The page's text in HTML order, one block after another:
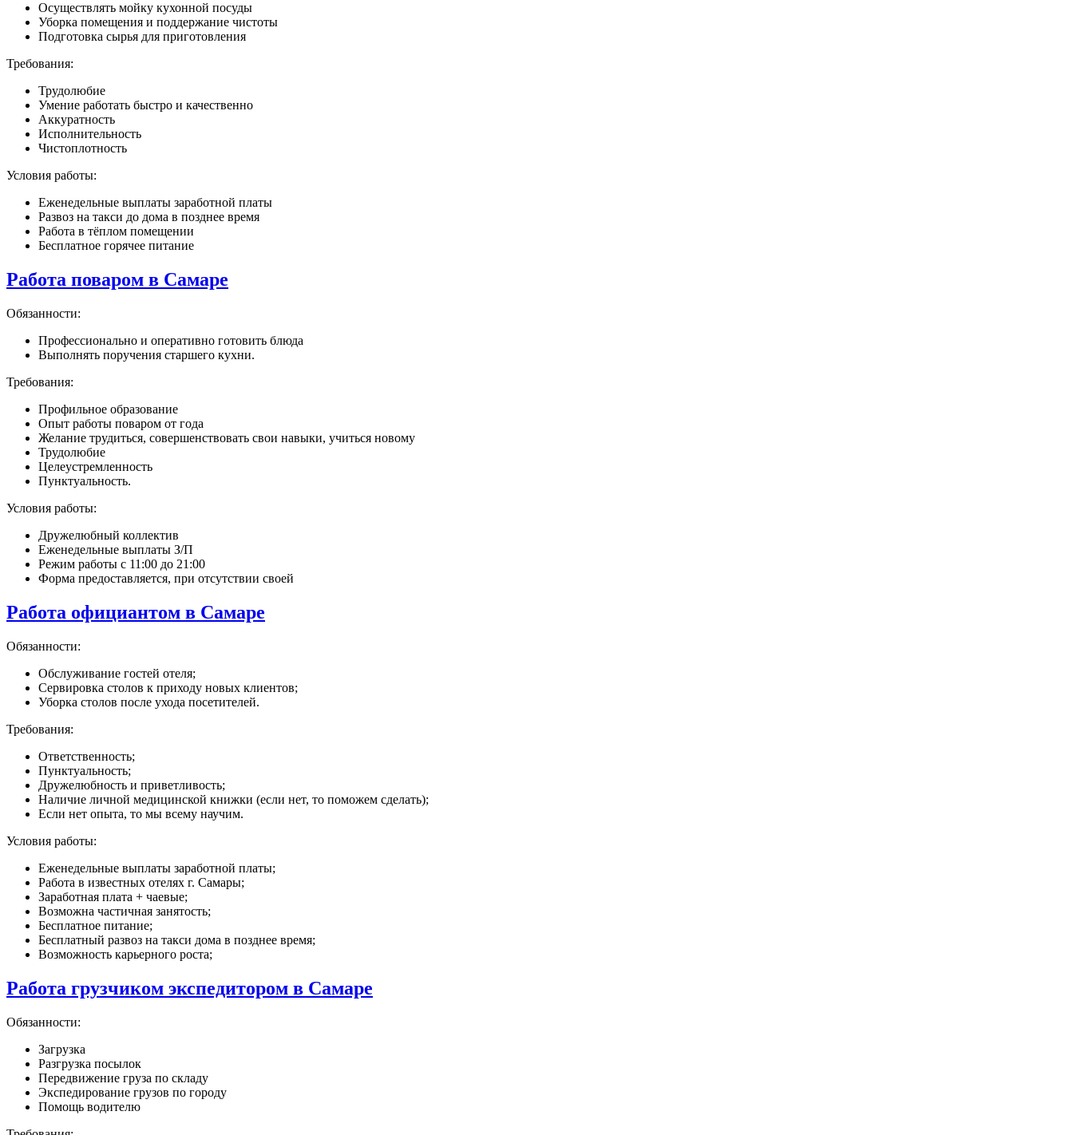
Осуществлять мойку кухонной посуды
Уборка помещения и поддержание чистоты
Подготовка сырья для приготовления
Требования:
Трудолюбие
Умение работать быстро и качественно
Аккуратность
Исполнительность
Чистоплотность
Условия работы:
Еженедельные выплаты заработной платы
Развоз на такси до дома в позднее время
Работа в тёплом помещении
Бесплатное горячее питание
Работа поваром в Самаре
Обязанности:
Профессионально и оперативно готовить блюда
Выполнять поручения старшего кухни.
Требования:
Профильное образование
Опыт работы поваром от года
Желание трудиться, совершенствовать свои навыки, учиться новому
Трудолюбие
Целеустремленность
Пунктуальность.
Условия работы:
Дружелюбный коллектив
Еженедельные выплаты З/П
Режим работы с 11:00 до 21:00
Форма предоставляется, при отсутствии своей
Работа официантом в Самаре
Обязанности:
Обслуживание гостей отеля;
Сервировка столов к приходу новых клиентов;
Уборка столов после ухода посетителей.
Требования:
Ответственность;
Пунктуальность;
Дружелюбность и приветливость;
Наличие личной медицинской книжки (если нет, то поможем сделать);
Если нет опыта, то мы всему научим.
Условия работы:
Еженедельные выплаты заработной платы;
Работа в известных отелях г. Самары;
Заработная плата + чаевые;
Возможна частичная занятость;
Бесплатное питание;
Бесплатный развоз на такси дома в позднее время;
Возможность карьерного роста;
Работа грузчиком экспедитором в Самаре
Обязанности:
Загрузка
Разгрузка посылок
Передвижение груза по складу
Экспедирование грузов по городу
Помощь водителю